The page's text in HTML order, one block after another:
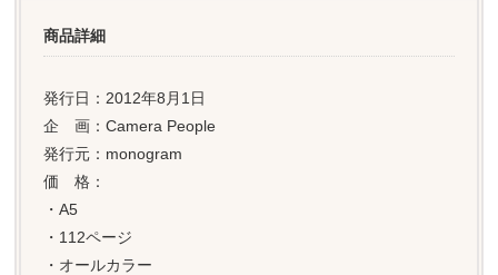
商品詳細
発行日：2012年8月1日
企 画：Camera People
発行元：monogram
価 格：
・A5
・112ページ
・オールカラー